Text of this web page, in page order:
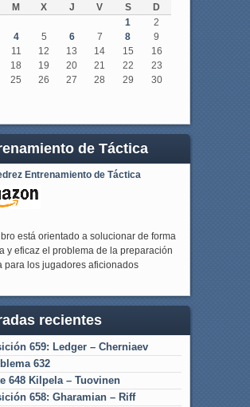
M X J V S
D
1
2
4 5 6 7 8
9
11 12 13 14 15
16
18 19 20 21 22
23
25 26 27 28 29
30
de Táctica
está orientado a solucionar de forma
y eficaz el problema de la preparación
para los jugadores aficionados
recientes
659: Ledger – Cherniaev
632
648 Kilpela – Tuovinen
658: Gharamian – Riff